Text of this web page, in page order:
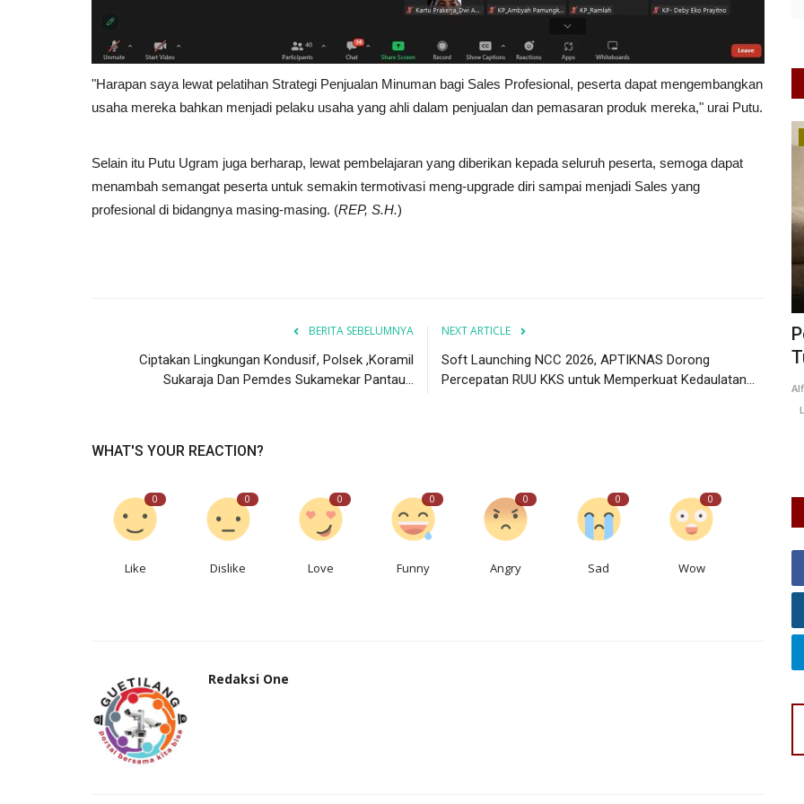
"Harapan saya lewat pelatihan Strategi Penjualan Minuman bagi Sales Profesional, peserta dapat mengembangkan
usaha mereka bahkan menjadi pelaku usaha yang ahli dalam penjualan dan pemasaran produk mereka," urai Putu.
Selain itu Putu Ugram juga berharap, lewat pembelajaran yang diberikan kepada seluruh peserta, semoga dapat
menambah semangat peserta untuk semakin termotivasi meng-upgrade diri sampai menjadi Sales yang
profesional di bidangnya masing-masing. (REP, S.H.)
BERITA SEBELUMNYA
Ciptakan Lingkungan Kondusif, Polsek ,Koramil
Sukaraja Dan Pemdes Sukamekar Pantau...
NEXT ARTICLE
Soft Launching NCC 2026, APTIKNAS Dorong
Percepatan RUU KKS untuk Memperkuat Kedaulatan...
WHAT'S YOUR REACTION?
0
Like
0
Dislike
0
Love
0
Funny
0
Angry
0
Sad
0
Wow
Redaksi One
Mengejutkan, Goa Dadakan Muncul
Setelah Longsor di Desa...
mferdyn Mar 5, 2026 Jawa Timur KAB. MALANG 0
65
akhir minggu Februari ini menyebabkan...
Peran Strategis Ibu dalam Mendukung
Tumbuh Kembang Anak...
Alfinnn Apr 16, 2026 Jawa Timur KAB. MALANG 0
52